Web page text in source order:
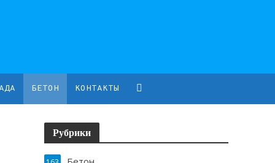
БЕТОН КОНТАКТЫ
Рубрики